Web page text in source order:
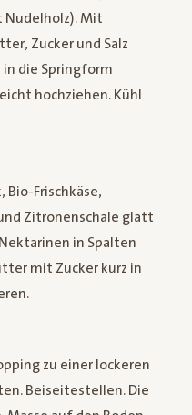
Mit
Zucker und Salz
in die Springform
hochziehen. Kühl
Bio-Frischkäse,
Zitronenschale glatt
in Spalten
mit Zucker kurz in
zu einer lockeren
Beiseitestellen. Die